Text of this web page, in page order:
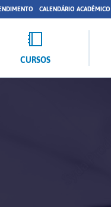
CALENDÁRIO ACADÊMICO
CURSOS